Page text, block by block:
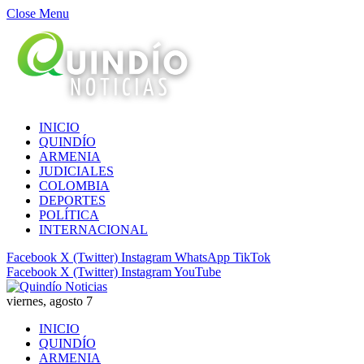
Close Menu
INICIO
QUINDÍO
ARMENIA
JUDICIALES
COLOMBIA
DEPORTES
POLÍTICA
INTERNACIONAL
Facebook X (Twitter) Instagram WhatsApp TikTok
Facebook X (Twitter) InstagramYouTube
viernes, agosto 7
INICIO
QUINDÍO
ARMENIA